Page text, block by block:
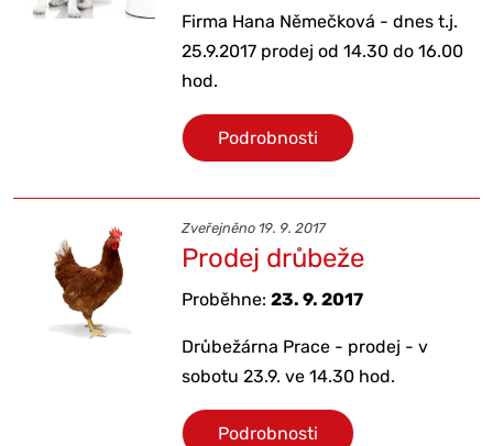
Firma Hana Němečková - dnes t.j.
25.9.2017 prodej od 14.30 do 16.00
hod.
Podrobnosti
Zveřejněno 19. 9. 2017
Prodej drůbeže
Proběhne:23. 9. 2017
Drůbežárna Prace - prodej - v
sobotu 23.9. ve 14.30 hod.
Podrobnosti